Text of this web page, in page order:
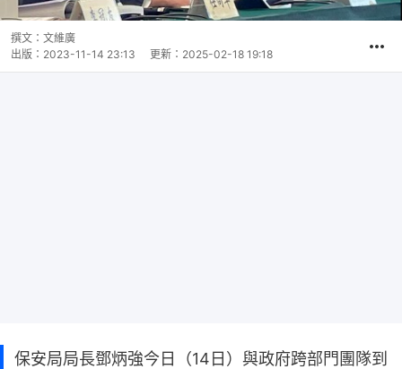
撰文： 文維廣
出版： 2023-11-14 23:13 更新： 2025-02-18 19:18
保安局局長鄧炳強今日（14日）與政府跨部門團隊到